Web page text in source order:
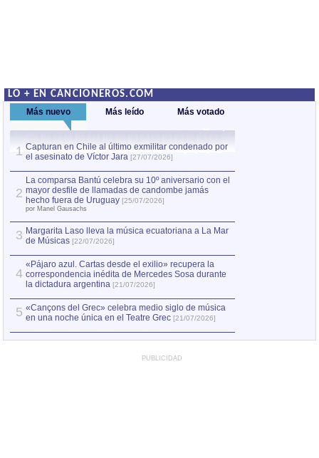
LO + EN CANCIONEROS.COM
Más nuevo Más leído Más votado
1 Capturan en Chile al último exmilitar condenado por
el asesinato de Víctor Jara [27/07/2026]
2
La comparsa Bantú celebra su 10º aniversario con el
mayor desfile de llamadas de candombe jamás
hecho fuera de Uruguay [25/07/2026]
por Manel Gausachs
3 Margarita Laso lleva la música ecuatoriana a La Mar
de Músicas [22/07/2026]
4
«Pájaro azul. Cartas desde el exilio» recupera la
correspondencia inédita de Mercedes Sosa durante
la dictadura argentina [21/07/2026]
5 «Cançons del Grec» celebra medio siglo de música
en una noche única en el Teatre Grec [21/07/2026]
PUBLICIDAD